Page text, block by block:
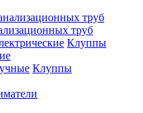
труб
Клуппы
Клуппы